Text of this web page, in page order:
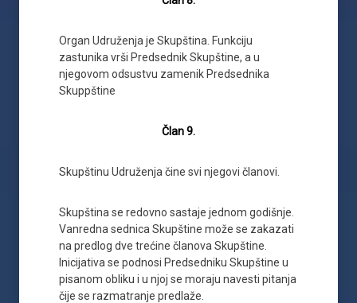
Organ Udruženja je Skupština. Funkciju
zastunika vrši Predsednik Skupštine, a u
njegovom odsustvu zamenik Predsednika
Skuppštine
Član 9.
Skupštinu Udruženja čine svi njegovi članovi.
Skupština se redovno sastaje jednom godišnje.
Vanredna sednica Skupštine može se zakazati
na predlog dve trećine članova Skupštine.
Inicijativa se podnosi Predsedniku Skupštine u
pisanom obliku i u njoj se moraju navesti pitanja
čije se razmatranje predlaže.